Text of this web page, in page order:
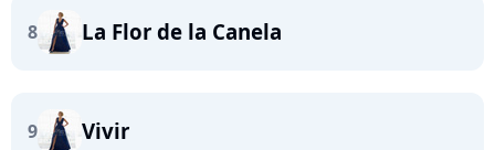
8 La Flor de la Canela
9 Vivir